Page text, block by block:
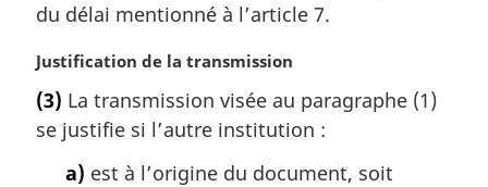
g
n
a
e
du délai mentionné à l’article 7.
N
t
e
Justification de la transmission
(3) La transmission visée au paragraphe (1)
se justifie si l’autre institution :
a) est à l’origine du document, soit